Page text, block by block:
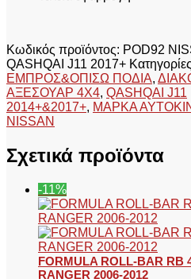
Κωδικός προϊόντος: POD92
QASHQAI J11 2017+
ΕΜΠΡΟΣ&ΟΠΙΣΩ ΠΟΔΙΑ,
ΑΞΕΣΟΥΑΡ 4Χ4, QASHQAI J11
2014+&2017+, ΜΑΡΚΑ
NISSAN
Σχετικά προϊόντα
-11%
FORMULA ROLL-BAR RB
RANGER 2006-2012